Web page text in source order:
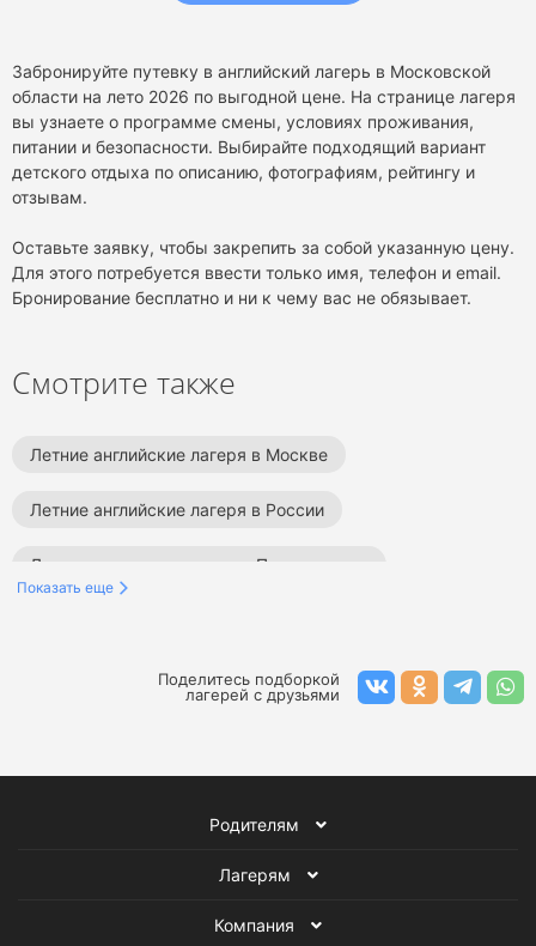
Забронируйте путевку в английский лагерь в Московской
области на лето 2026 по выгодной цене. На странице лагеря
вы узнаете о программе смены, условиях проживания,
питании и безопасности. Выбирайте подходящий вариант
детского отдыха по описанию, фотографиям, рейтингу и
отзывам.
Оставьте заявку, чтобы закрепить за собой указанную цену.
Для этого потребуется ввести только имя, телефон и email.
Бронирование бесплатно и ни к чему вас не обязывает.
Смотрите также
Летние английские лагеря в Москве
Летние английские лагеря в России
Летние языковые лагеря в Подмосковье
Летние образовательные лагеря в Подмосковье
Летние туристические лагеря в Подмосковье
Показать еще
Поделитесь подборкой
лагерей с друзьями
Родителям
Лагерям
Компания